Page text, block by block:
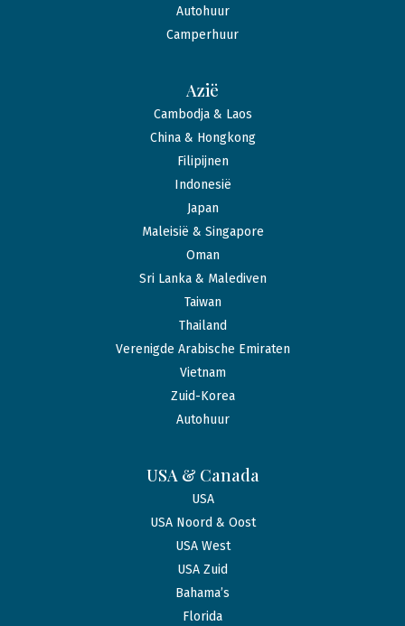
Autohuur
Camperhuur
Azië
Cambodja & Laos
China & Hongkong
Filipijnen
Indonesië
Japan
Maleisië & Singapore
Oman
Sri Lanka & Malediven
Taiwan
Thailand
Verenigde Arabische Emiraten
Vietnam
Zuid-Korea
Autohuur
USA & Canada
USA
USA Noord & Oost
USA West
USA Zuid
Bahama’s
Florida